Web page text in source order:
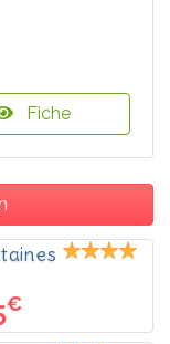
Fiche
€